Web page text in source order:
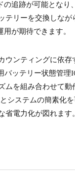
の追跡が可能とな
リーを交換しな
が期待できます。
ンティングに依
ッテリー状態管理
を組み合わせて
システムの簡素化
電力化が図れます。